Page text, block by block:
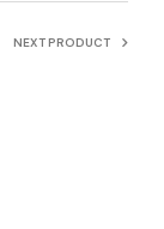
NEXT PRODUCT